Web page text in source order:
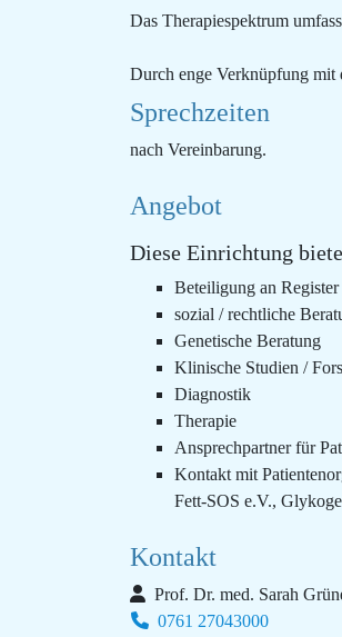
Das Therapiespektrum
Durch enge Verknüpfung mit
Sprechzeiten
nach Vereinbarung.
Angebot
Diese Einrichtung
Beteiligung an Register
sozial / rechtliche
Genetische Beratung
Klinische Studien /
Diagnostik
Therapie
Ansprechpartner für
Kontakt mit
Fett-SOS e.V.,
Kontakt
Prof. Dr. med. Sarah
0761 27043000